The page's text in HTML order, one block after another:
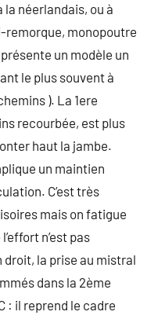
néerlandais, ou à
remorque, monopoutre
un modèle un
le plus souvent à
). La 1ere
recourbée, est plus
haut la jambe.
un maintien
C’est très
mais on fatigue
n’est pas
droit, la prise au mistral
dans la 2ème
: il reprend le cadre